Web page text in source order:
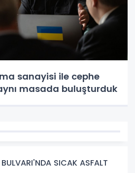
sanayisi ile cephe
masada buluşturduk
SICAK ASFALT